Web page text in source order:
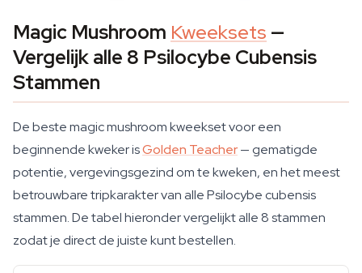
Magic Mushroom Kweeksets —
Vergelijk alle 8 Psilocybe Cubensis
Stammen
De beste magic mushroom kweekset voor een
beginnende kweker isGolden Teacher— gematigde
potentie, vergevingsgezind om te kweken, en het meest
betrouwbare tripkarakter van alle Psilocybe cubensis
stammen. De tabel hieronder vergelijkt alle 8 stammen
zodat je direct de juiste kunt bestellen.